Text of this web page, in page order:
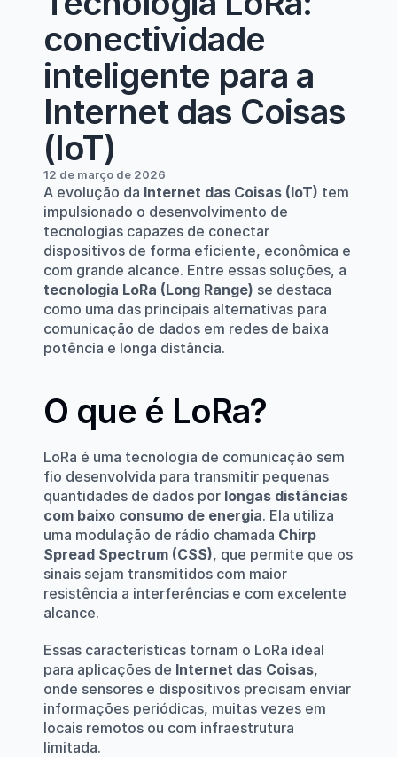
conectividade
inteligente para a
Internet das Coisas
(IoT)
12 de março de 2026
A evolução da Internet das Coisas (IoT) tem
impulsionado o desenvolvimento de
tecnologias capazes de conectar
dispositivos de forma eficiente, econômica e
tecnologia LoRa (Long Range) se destaca
como uma das principais alternativas para
comunicação de dados em redes de baixa
potência e longa distância.
O que é LoRa?
LoRa é uma tecnologia de comunicação sem
fio desenvolvida para transmitir pequenas
quantidades de dados por longas distâncias
com baixo consumo de energia. Ela utiliza
uma modulação de rádio chamada Chirp
Spread Spectrum (CSS), que permite que os
sinais sejam transmitidos com maior
resistência a interferências e com excelente
alcance.
Essas características tornam o LoRa ideal
para aplicações de Internet das Coisas,
onde sensores e dispositivos precisam enviar
informações periódicas, muitas vezes em
locais remotos ou com infraestrutura
limitada.